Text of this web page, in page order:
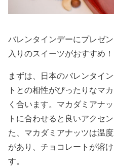
バレンタインデーにプレゼ
入りのスイーツがおすすめ
まずは、日本のバレンタイ
トとの相性がぴったりなマ
く合います。マカダミアナ
トに合わせると良いアクセ
た、マカダミアナッツは温
があり、チョコレートが溶
す。